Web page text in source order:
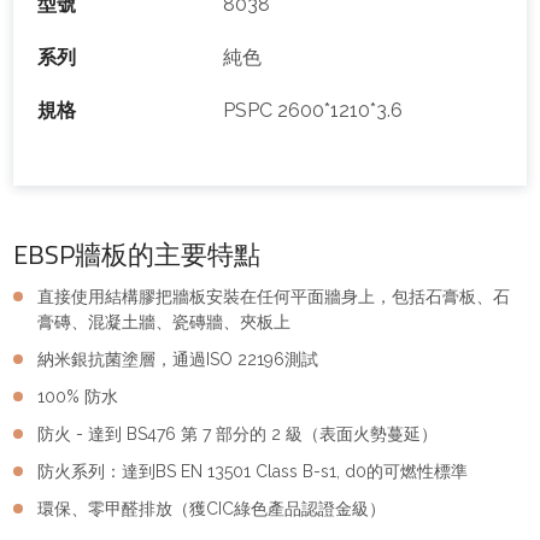
系列 純色
規格 PSPC 2600*1210*3.6
EBSP牆板的主要特點
直接使用結構膠把牆板安裝在任何平面牆身上，包括石膏板、石
膏磚、混凝土牆、瓷磚牆、夾板上
納米銀抗菌塗層，通過ISO 22196測試
100% 防水
防火 - 達到 BS476 第 7 部分的 2 級（表面火勢蔓延）
防火系列：達到BS EN 13501 Class B-s1, d0的可燃性標準
環保、零甲醛排放（獲CIC綠色產品認證金級）